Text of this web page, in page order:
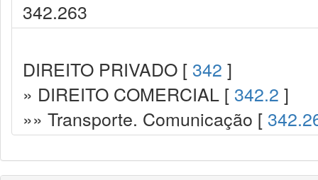
342.263
DIREITO PRIVADO [ 342 ]
» DIREITO COMERCIAL [ 342.2 ]
»» Transporte. Comunicação [